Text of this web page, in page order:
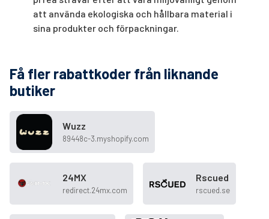
att använda ekologiska och hållbara material i
sina produkter och förpackningar.
Få fler rabattkoder från liknande
butiker
Wuzz
89448c-3.myshopify.com
24MX
redirect.24mx.com
Rscued
rscued.se